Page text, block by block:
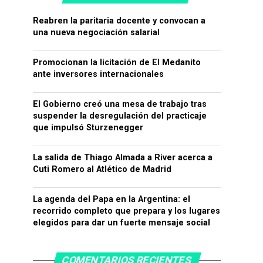
Reabren la paritaria docente y convocan a
una nueva negociación salarial
Promocionan la licitación de El Medanito
ante inversores internacionales
El Gobierno creó una mesa de trabajo tras
suspender la desregulación del practicaje
que impulsó Sturzenegger
La salida de Thiago Almada a River acerca a
Cuti Romero al Atlético de Madrid
La agenda del Papa en la Argentina: el
recorrido completo que prepara y los lugares
elegidos para dar un fuerte mensaje social
COMENTARIOS RECIENTES